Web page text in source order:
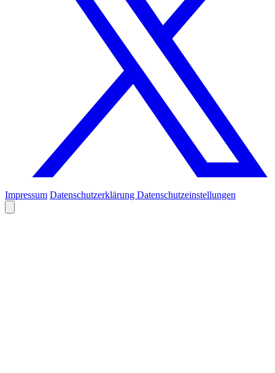
Impressum Datenschutzerklärung Datenschutzeinstellungen